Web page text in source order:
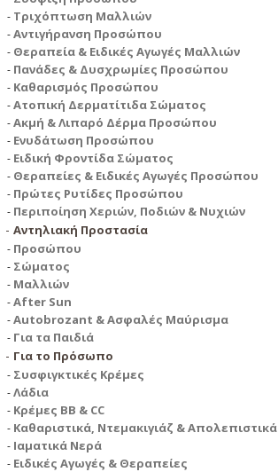
Τριχόπτωση Μαλλιών
Αντιγήρανση Προσώπου
Θεραπεία & Ειδικές Αγωγές Μαλλιών
Πανάδες & Δυσχρωμίες Προσώπου
Καθαρισμός Προσώπου
Ατοπική Δερματίτιδα Σώματος
Ακμή & Λιπαρό Δέρμα Προσώπου
Ενυδάτωση Προσώπου
Ειδική Φροντίδα Σώματος
Θεραπείες & Ειδικές Αγωγές Προσώπου
Πρώτες Ρυτίδες Προσώπου
Περιποίηση Χεριών, Ποδιών & Νυχιών
Αντηλιακή Προστασία
Προσώπου
Σώματος
Μαλλιών
After Sun
Autobrozant & Ασφαλές Μαύρισμα
Για τα Παιδιά
Για το Πρόσωπο
Συσφιγκτικές Κρέμες
Λάδια
Κρέμες BB & CC
Καθαριστικά, Ντεμακιγιάζ & Απολεπιστικά
Ιαματικά Νερά
Ειδικές Αγωγές & Θεραπείες